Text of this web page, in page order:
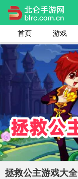
首页 游戏
拯救公主游戏大全